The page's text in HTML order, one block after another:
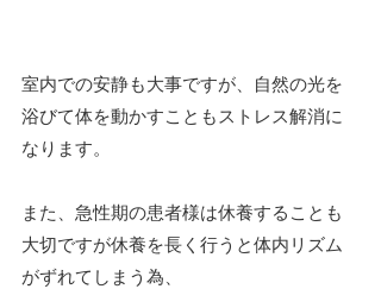
室内での安静も大事ですが、自然の光を
浴びて体を動かすこともストレス解消に
なります。
また、急性期の患者様は休養することも
大切ですが休養を長く行うと体内リズム
がずれてしまう為、